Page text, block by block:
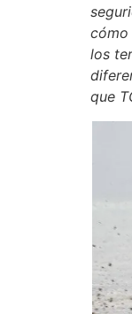
cómo
los
que